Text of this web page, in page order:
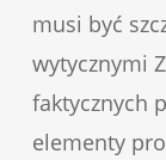
musi być
wytycznymi
faktycznych
elementy